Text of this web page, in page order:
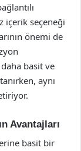
içerik seçeneği
önemi de
daha basit ve
aynı
Avantajları
basit bir